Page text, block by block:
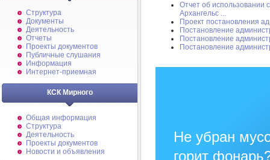
Структура
Документы
Деятельность
Отчеты
Проекты документов
Публичные слушания
Информация
Интернет-приемная
КСК Мирного
Общая информация
Структура
Деятельность
Проекты документов
Новости и объявления
Отчет об использовании
Архангельс ...
Проект постановления
Постановление
Постановление
Постановление
Не убран
горит